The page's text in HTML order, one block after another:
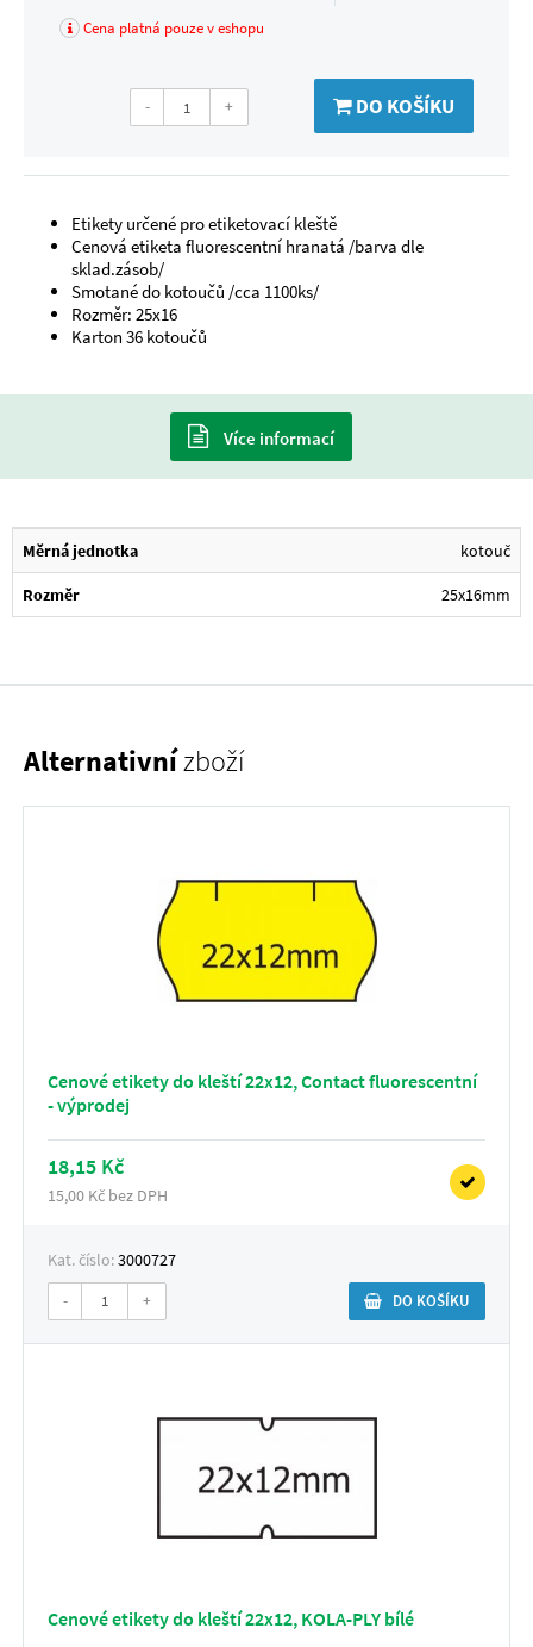
Cena platná pouze v eshopu
- + DO KOŠÍKU
Etikety určené pro etiketovací kleště
Cenová etiketa fluorescentní hranatá /barva dle
sklad.zásob/
Smotané do kotoučů /cca 1100ks/
Rozměr: 25x16
Karton 36 kotoučů
Více informací
Měrná jednotka kotouč
Rozměr 25x16mm
Alternativnízboží
Cenové etikety do kleští 22x12, Contact fluorescentní
- výprodej
18,15 Kč
15,00 Kč bez DPH
Kat. číslo:3000727
- + DO KOŠÍKU
Cenové etikety do kleští 22x12, KOLA-PLY bílé